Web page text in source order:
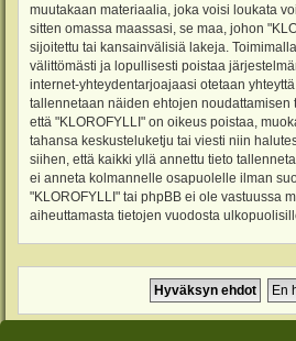
muutakaan materiaalia, joka voisi loukata
sitten omassa maassasi, se maa, johon
sijoitettu tai kansainvälisiä lakeja.
välittömästi ja lopullisesti poistaa
internet-yhteydentarjoajaasi otetaan
tallennetaan näiden ehtojen noudattamisen
että "KLOROFYLLI" on oikeus poistaa,
tahansa keskusteluketju tai viesti niin
siihen, että kaikki yllä annettu tieto
ei anneta kolmannelle osapuolelle ilman
"KLOROFYLLI" tai phpBB ei ole vastuussa
aiheuttamasta tietojen vuodosta